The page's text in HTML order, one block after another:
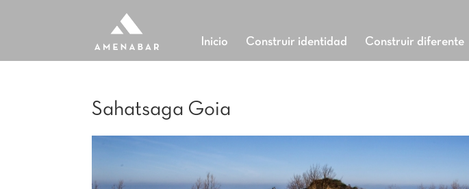
Inicio Construir identidad Construir diferente
Sahatsaga Goia